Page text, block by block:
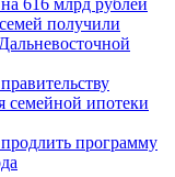
616 млрд рублей
получили
семейной ипотеки
программу